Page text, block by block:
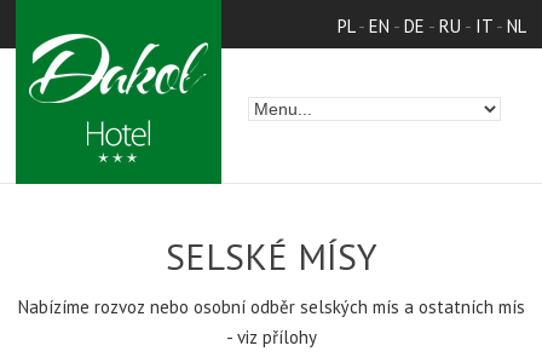
PL- EN - DE - RU - IT- NL
SELSKÉ MÍSY
Nabízíme rozvoz nebo osobní odběr selských mís a ostatních mís
- viz přílohy